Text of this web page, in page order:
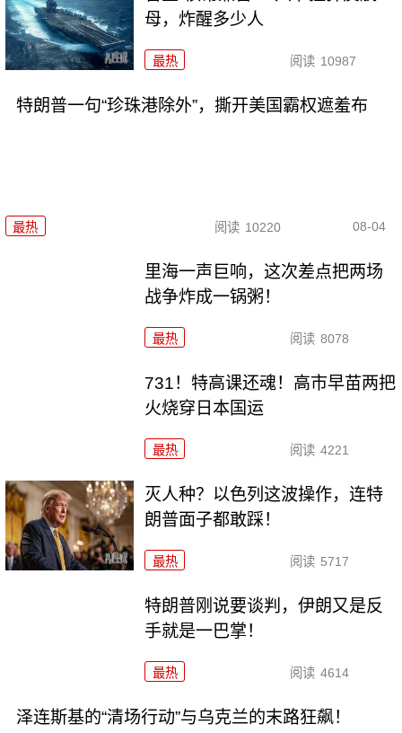
母，炸醒多少人
最热 阅读 10987
特朗普一句“珍珠港除外”，撕开美国霸权遮羞布
最热 阅读 10220 08-04
里海一声巨响，这次差点把两场
战争炸成一锅粥！
最热 阅读 8078
731！特高课还魂！高市早苗两把
火烧穿日本国运
最热 阅读 4221
灭人种？以色列这波操作，连特
朗普面子都敢踩！
最热 阅读 5717
特朗普刚说要谈判，伊朗又是反
手就是一巴掌！
最热 阅读 4614
泽连斯基的“清场行动”与乌克兰的末路狂飙！